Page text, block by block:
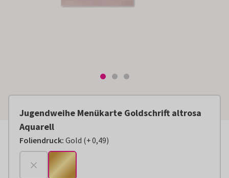
Jugendweihe Menükarte Goldschrift altrosa
Aquarell
Foliendruck: Gold (
+€ 0,49
+0,49)